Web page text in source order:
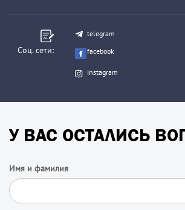
Соц. сети:
telegram
facebook
instagram
У ВАС ОСТАЛИСЬ
Имя и фамилия